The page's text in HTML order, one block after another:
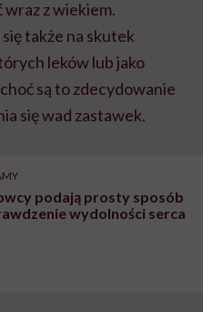
z wiekiem.
także na skutek
leków lub jako
są to zdecydowanie
się wad zastawek.
podają prosty sposób
wydolności serca